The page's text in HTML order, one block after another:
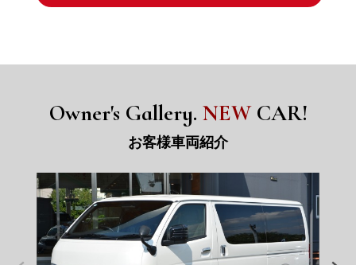
Owner's Gallery. NEWCAR!
お客様車両紹介